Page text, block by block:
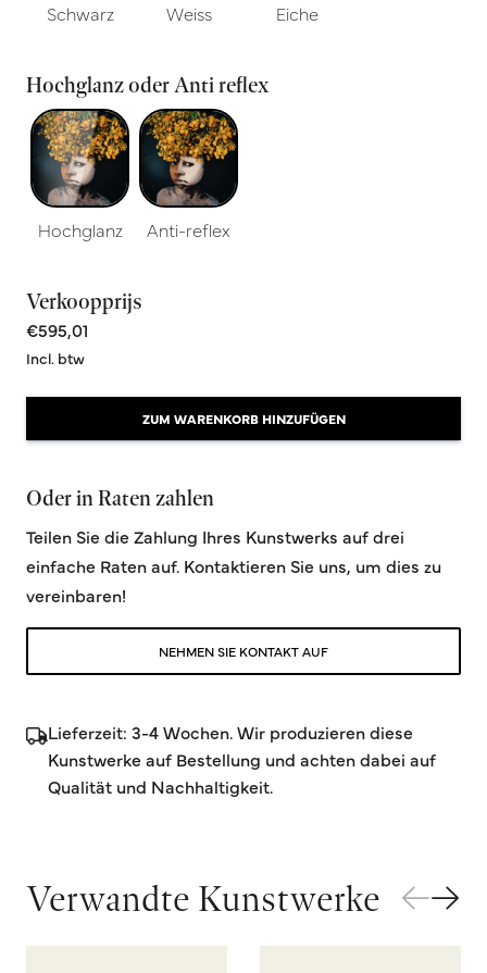
Schwarz Weiss Eiche
Hochglanz oder Anti reflex
Hochglanz Anti-reflex
Verkoopprijs
€595,01
Incl. btw
ZUM WARENKORB HINZUFÜGEN
Oder in Raten zahlen
Teilen Sie die Zahlung Ihres Kunstwerks auf drei
einfache Raten auf. Kontaktieren Sie uns, um dies zu
vereinbaren!
NEHMEN SIE KONTAKT AUF
Lieferzeit: 3-4 Wochen. Wir produzieren diese
Kunstwerke auf Bestellung und achten dabei auf
Qualität und Nachhaltigkeit.
Verwandte Kunstwerke